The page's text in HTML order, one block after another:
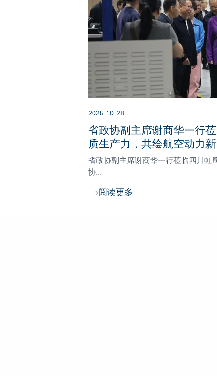
2025-10-28
省政协副主席谢商华一行
质生产力，共绘航空动力
省政协副主席谢商华一行莅临四川虹
协...
阅读更多